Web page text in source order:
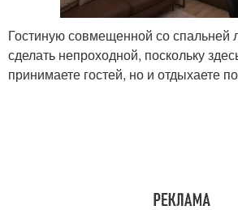
Гостиную совмещенной со спальней
сделать непроходной, поскольку
принимаете гостей, но и отдыхаете